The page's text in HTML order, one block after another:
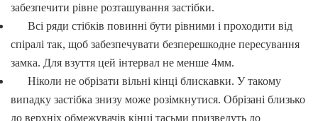
забезпечити рівне розташування застібки.
Всі ряди стібків повинні бути рівними і проходити від
спіралі так, щоб забезпечувати безперешкодне пересування
замка. Для взуття цей інтервал не менше 4мм.
Ніколи не обрізати вільні кінці блискавки. У такому
випадку застібка знизу може розімкнутися. Обрізані близько
до верхніх обмежувачів кінці тасьми призведуть до